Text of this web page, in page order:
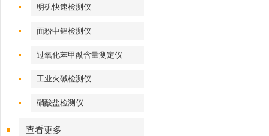
明矾快速检测仪
面粉中铝检测仪
过氧化苯甲酰含量测定仪
工业火碱检测仪
硝酸盐检测仪
查看更多